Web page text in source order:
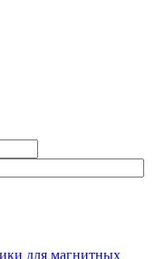
для магнитных